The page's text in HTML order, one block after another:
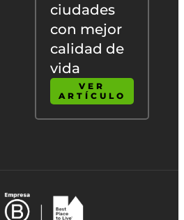
ciudades
con mejor
calidad de
vida
VER
ARTÍCULO